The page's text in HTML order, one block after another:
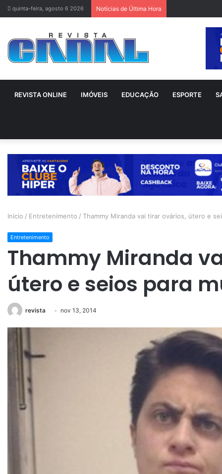
quinta-feira, agosto 6 2026 Notícias de Última Hora
REVISTA ONLINE IMÓVEIS EDUCAÇÃO ESPORTE
Início / Entretenimento / Thammy Miranda vai tirar ovários, útero e
Entretenimento
Thammy Miranda
útero e seios para
revista nov 13, 2014